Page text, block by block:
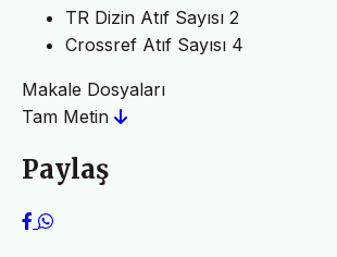
TR Dizin Atıf Sayısı 2
Crossref Atıf Sayısı 4
Makale Dosyaları
Tam Metin
Paylaş